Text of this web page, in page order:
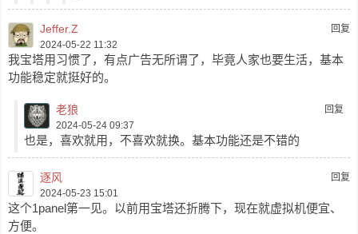
回复
Jeffer.Z
2024-05-22 11:32
我宝塔用习惯了，有点广告无所谓了，毕竟人家也要生活，基本
功能稳定就挺好的。
回复
老狼
2024-05-24 09:37
也是，喜欢就用，不喜欢就换。基本功能还是不错的
回复
逐风
2024-05-23 15:01
这个1panel第一见。以前用宝塔还折腾下，现在就虚拟机便宜、
方便。